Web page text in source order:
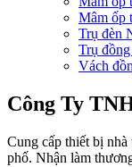
Mâm ốp
Trụ đèn
Trụ
Vách
Công Ty
Cung cấp thiết bị nhà
phố. Nhận làm